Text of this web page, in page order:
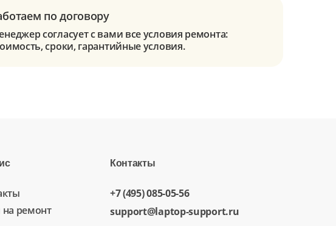
по договору
согласует с вами все условия ремонта:
сроки, гарантийные условия.
ремонт
Контакты
+7 (495) 085-05-56
support@laptop-support.ru